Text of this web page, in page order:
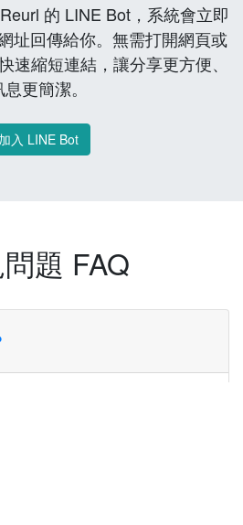
的 LINE Bot，系統會立即
址回傳給你。無需打開網頁或
速縮短連結，讓分享更方便、
更簡潔。
加入 LINE Bot
題 FAQ